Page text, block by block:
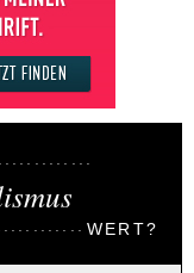
WERT?